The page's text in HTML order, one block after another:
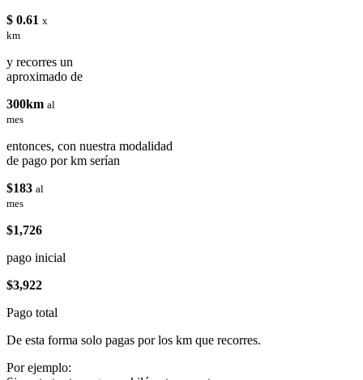
$ 0.61 x
km
y recorres un
aproximado de
300km al
mes
entonces, con nuestra modalidad
de pago por km serían
$183 al
mes
$1,726
pago inicial
$3,922
Pago total
De esta forma solo pagas por los km que recorres.
Por ejemplo: